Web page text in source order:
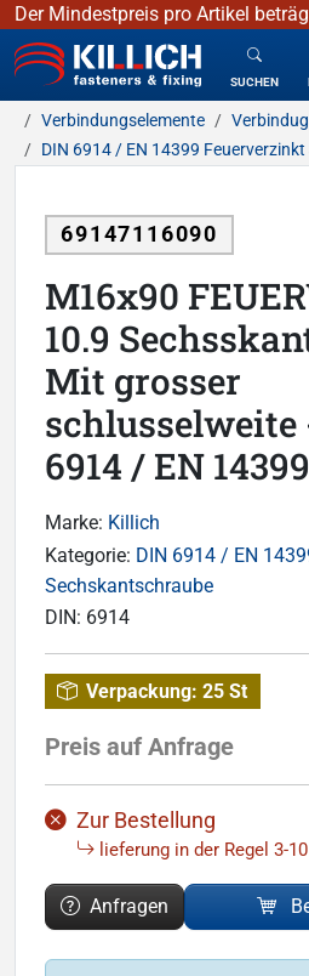
Der Mindestpreis pro Artikel
KILLICH - Verbindungselemente
SUCHEN
Verbindungselemente
DIN 6914 / EN 14399
69147116090
M16x90
10.9
Mit grosser
schlusselweite
6914 / EN
Marke: Killich
Kategorie: DIN 6914 / EN
Sechskantschraube
DIN: 6914
Verpackung: 25 St
Preis auf Anfrage
Zur Bestellung
lieferung in der Regel 3-
Anfragen